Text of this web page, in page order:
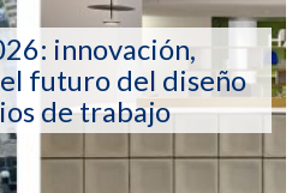
innovación,
futuro del diseño
de trabajo